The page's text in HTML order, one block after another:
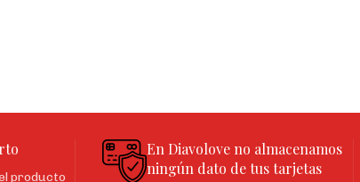
producto
En Diavolove no almacenamos
ningún dato de tus tarjetas